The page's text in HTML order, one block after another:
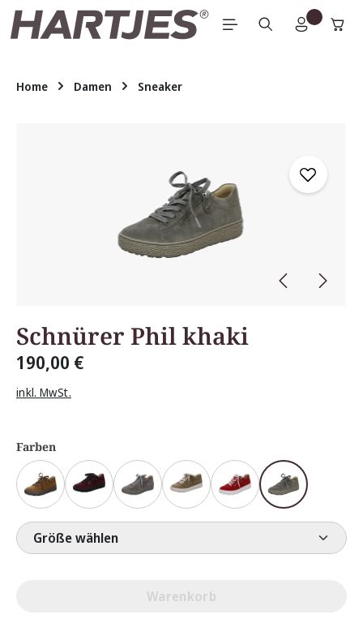
Zum Hauptinhalt springen
Home Damen Sneaker
Schnürer Phil khaki
190,00 €
inkl. MwSt.
Farben
Größe wählen
Warenkorb